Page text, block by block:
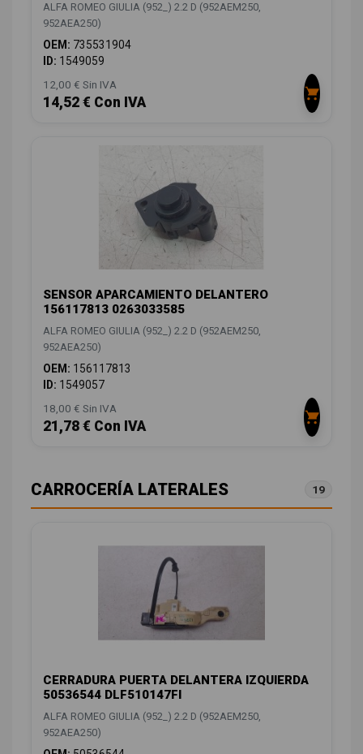
ALFA ROMEO GIULIA (952_) 2.2 D (952AEM250,
952AEA250)
OEM: 735531904
ID: 1549059
12,00 € Sin IVA
14,52 € Con IVA
SENSOR APARCAMIENTO DELANTERO
156117813 0263033585
ALFA ROMEO GIULIA (952_) 2.2 D (952AEM250,
952AEA250)
OEM: 156117813
ID: 1549057
18,00 € Sin IVA
21,78 € Con IVA
CARROCERÍA LATERALES 19
CERRADURA PUERTA DELANTERA IZQUIERDA
50536544 DLF510147FI
ALFA ROMEO GIULIA (952_) 2.2 D (952AEM250,
952AEA250)